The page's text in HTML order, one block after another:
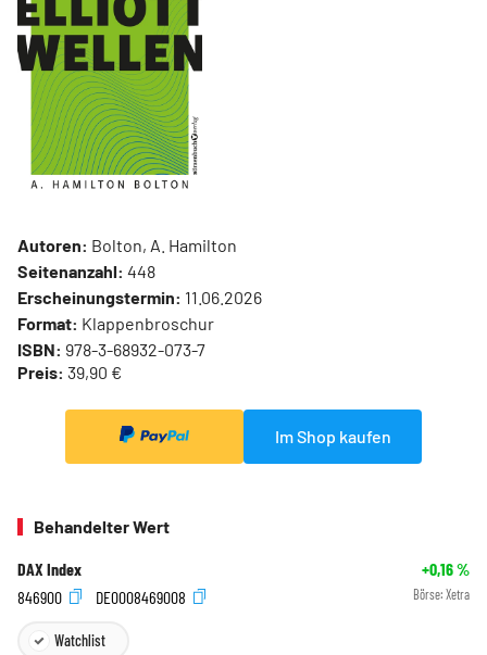
Autoren: Bolton, A. Hamilton
Seitenanzahl: 448
Erscheinungstermin: 11.06.2026
Format: Klappenbroschur
ISBN: 978-3-68932-073-7
Preis: 39,90 €
Im Shop kaufen
Behandelter Wert
DAX Index +0,16%
846900
DE0008469008 Börse: Xetra
Watchlist